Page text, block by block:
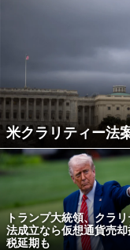
米クラリティー法
トランプ大統領、クラ
法成立なら仮想通貨売
税延期も